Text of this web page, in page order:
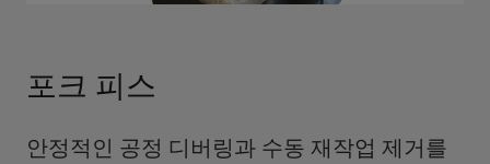
포크 피스
안정적인 공정 디버링과 수동 재작업 제거를